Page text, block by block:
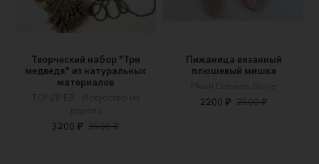
Творческий набор "Три
медведя" из натуральных
материалов
ТОЧДРЕВ - Искусство из
дерева
3200 ₽ 3500 ₽
Пижаница вязанный
плюшевый мишка
Plush Dreams Store
2200 ₽ 2500 ₽